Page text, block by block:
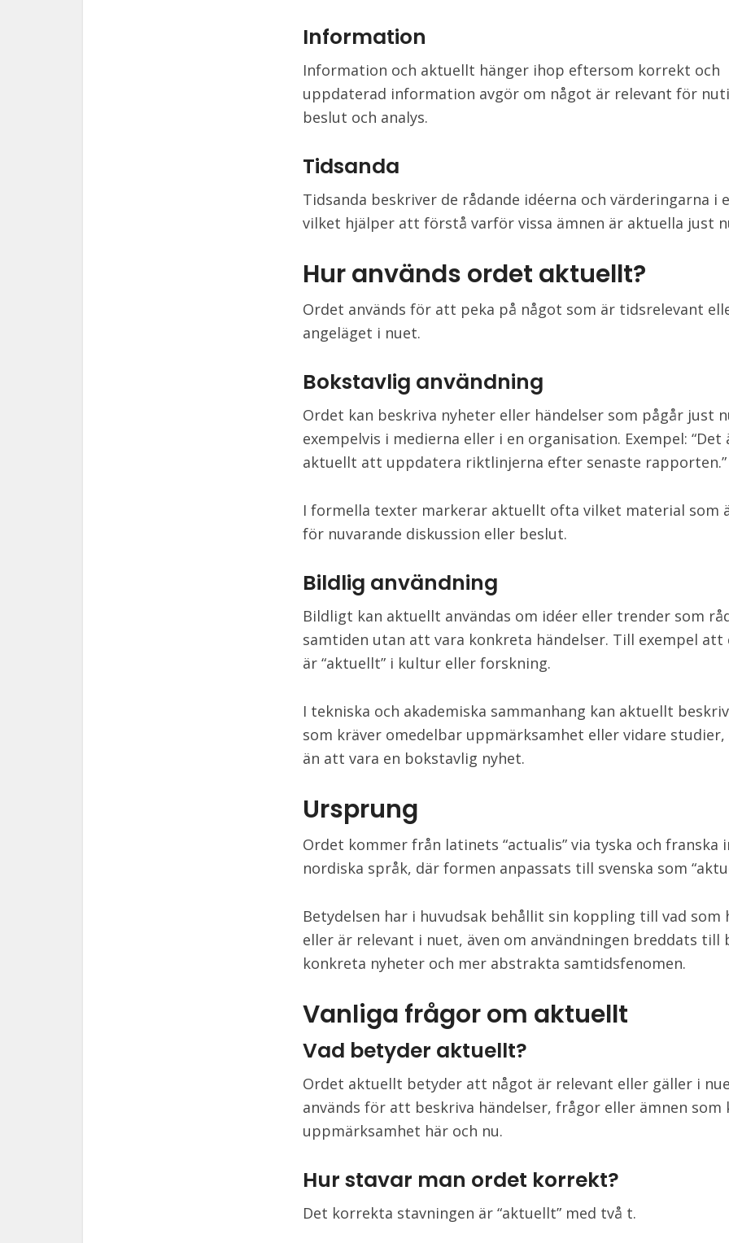
Information
Information och aktuellt hänger ihop eftersom korrekt och
uppdaterad information avgör om något är relevant för
beslut och analys.
Tidsanda
Tidsanda beskriver de rådande idéerna och värderingarna i
vilket hjälper att förstå varför vissa ämnen är aktuella just
Hur används ordet aktuellt?
Ordet används för att peka på något som är tidsrelevant
angeläget i nuet.
Bokstavlig användning
Ordet kan beskriva nyheter eller händelser som pågår just
exempelvis i medierna eller i en organisation. Exempel: “Det
aktuellt att uppdatera riktlinjerna efter senaste rapporten.”
I formella texter markerar aktuellt ofta vilket material som
för nuvarande diskussion eller beslut.
Bildlig användning
Bildligt kan aktuellt användas om idéer eller trender som
samtiden utan att vara konkreta händelser. Till exempel att
är “aktuellt” i kultur eller forskning.
I tekniska och akademiska sammanhang kan aktuellt
som kräver omedelbar uppmärksamhet eller vidare studier,
än att vara en bokstavlig nyhet.
Ursprung
Ordet kommer från latinets “actualis” via tyska och franska
nordiska språk, där formen anpassats till svenska som
Betydelsen har i huvudsak behållit sin koppling till vad som
eller är relevant i nuet, även om användningen breddats till
konkreta nyheter och mer abstrakta samtidsfenomen.
Vanliga frågor om aktuellt
Vad betyder aktuellt?
Ordet aktuellt betyder att något är relevant eller gäller i
används för att beskriva händelser, frågor eller ämnen som
uppmärksamhet här och nu.
Hur stavar man ordet korrekt?
Det korrekta stavningen är “aktuellt” med två t.